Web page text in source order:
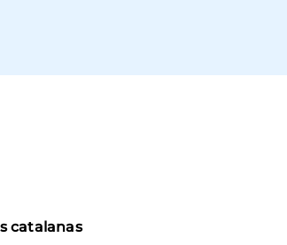
catalanas